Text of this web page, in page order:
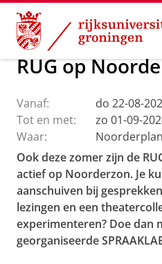
Skip
Content
Skip
Navigation
Over ons Actueel
RUG op
Vanaf:
do 22-08-
Tot en met:
zo 01-09-
Waar:
Ook deze zomer zijn de
actief op Noorderzon. Je
aanschuiven bij
lezingen en een
experimenteren? Doe dan
georganiseerde